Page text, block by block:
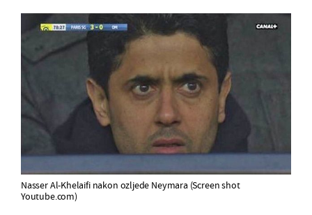
Nasser Al-Khelaifi nakon ozljede Neymara (Screen shot
Youtube.com)